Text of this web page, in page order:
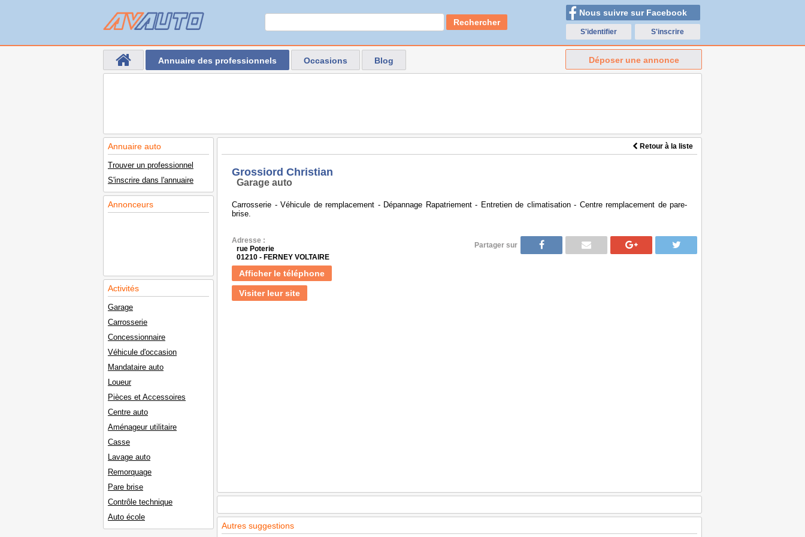
Rechercher
Nous suivre sur Facebook
S'identifier S'inscrire
Annuaire des professionnels Occasions Blog Déposer une annonce
Annuaire auto
Trouver un professionnel
S'inscrire dans l'annuaire
Annonceurs
Activités
Garage
Carrosserie
Concessionnaire
Véhicule d'occasion
Mandataire auto
Loueur
Pièces et Accessoires
Centre auto
Aménageur utilitaire
Casse
Lavage auto
Remorquage
Pare brise
Contrôle technique
Auto école
Retour à la liste
Grossiord Christian
Garage auto
Carrosserie - Véhicule de remplacement - Dépannage Rapatriement - Entretien de climatisation - Centre remplacement de pare-
brise.
Adresse :
rue Poterie
01210 - FERNEY VOLTAIRE
Afficher le téléphone
Visiter leur site
Partager sur
Autres suggestions